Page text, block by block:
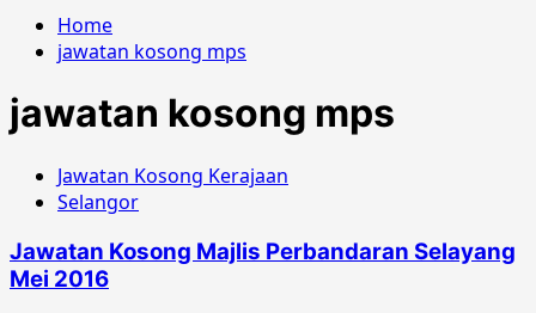
Home
jawatan kosong mps
jawatan kosong mps
Jawatan Kosong Kerajaan
Selangor
Jawatan Kosong Majlis Perbandaran Selayang
Mei 2016